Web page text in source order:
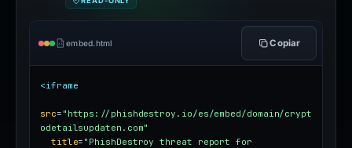
embed.html Copiar
<iframe
src= "https://phishdestroy.io/es/embed/domain/crypt
odetailsupdaten.com"
title= "PhishDestroy threat report for